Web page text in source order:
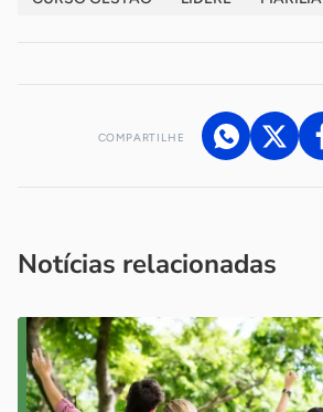
COMPARTILHE
Notícias relacionadas